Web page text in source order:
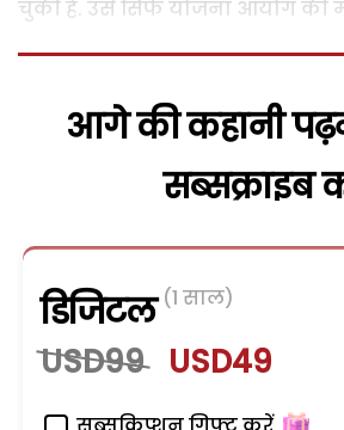
चुकी है. उसे सिर्फ योजना आयोग
आगे की कहानी
सब्सक्राइब
डिजिटल (1 साल)
USD99 USD49